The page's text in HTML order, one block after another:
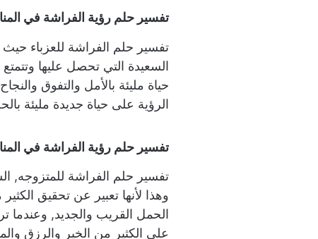
تفسير حلم رؤية الفراشة في
تفسير حلم الفراشة للعزباء حيث
السعيدة التي تحصل عليها وتتمتع
حياة مليئة بالأمل والتفوق
الرؤية على حياة جديدة مليئة
تفسير حلم رؤية الفراشة في
تفسير حلم الفراشة للمتزوجه,
وهذا لأنها تعبير عن تحقيق
الحمل القريب والجديد, وعندما
علي الكثير من الخير والرزق